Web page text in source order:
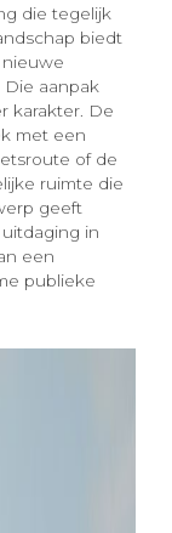
die tegelijk
biedt
aanpak
karakter. De
met een
of de
ruimte die
geeft
in
een
publieke